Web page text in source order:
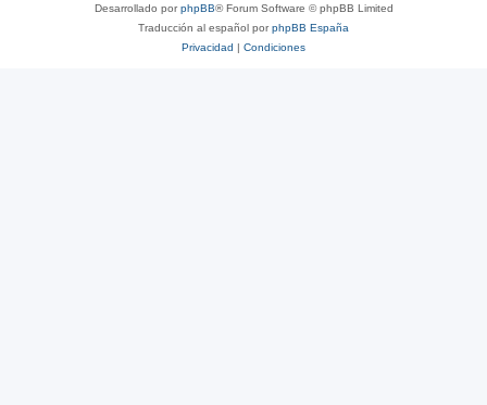
Desarrollado porphpBB® Forum Software © phpBB Limited
Traducción al español porphpBB España
Privacidad | Condiciones